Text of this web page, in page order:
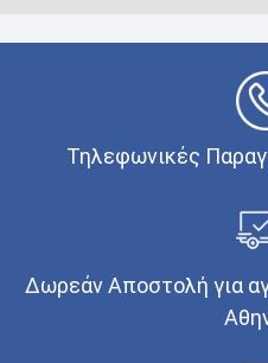
Τηλεφωνικές
Δωρεάν Αποστολή για